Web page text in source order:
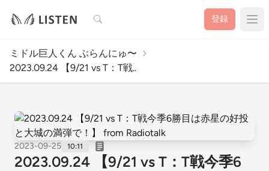
検索 登録
ミドル巨人くん ぶらんにゅ〜
2023.09.24 【9/21 vs T：T戦..
2023-09-25 10:11
2023.09.24 【9/21 vs T：T戦今季6